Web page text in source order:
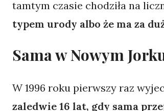
tamtym czasie chodziła na
typem urody albo że ma za
Sama w Nowym
W 1996 roku pierwszy raz
zaledwie 16 lat, gdy sama